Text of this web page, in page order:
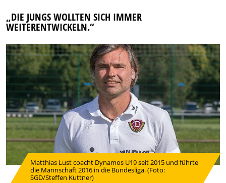
„DIE JUNGS WOLLTEN SICH IMMER
WEITERENTWICKELN.“
Matthias Lust coacht Dynamos U19 seit 2015 und führte
die Mannschaft 2016 in die Bundesliga. (Foto:
SGD/Steffen Kuttner)